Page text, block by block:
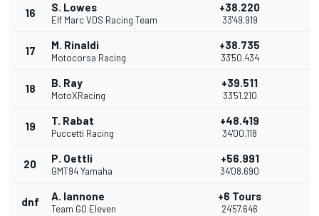
16 S. Lowes
Elf Marc VDS Racing Team
+38.220
33'49.919
17 M. Rinaldi
Motocorsa Racing
+38.735
33'50.434
18 B. Ray
MotoXRacing
+39.511
33'51.210
19 T. Rabat
Puccetti Racing
+48.419
34'00.118
20 P. Oettli
GMT94 Yamaha
+56.991
34'08.690
dnf A. Iannone
Team GO Eleven
+6 Tours
24'57.646